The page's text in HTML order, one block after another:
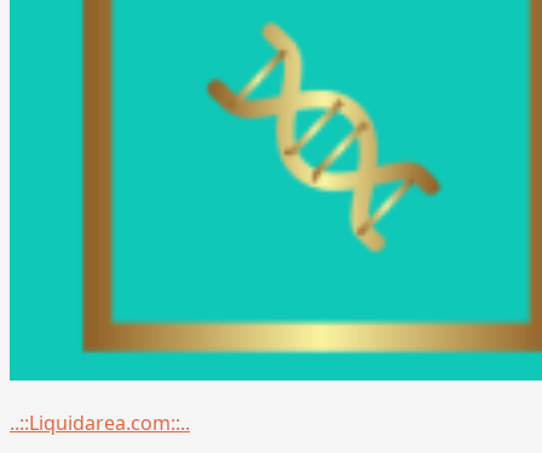
Menu
..::Liquidarea.com::..